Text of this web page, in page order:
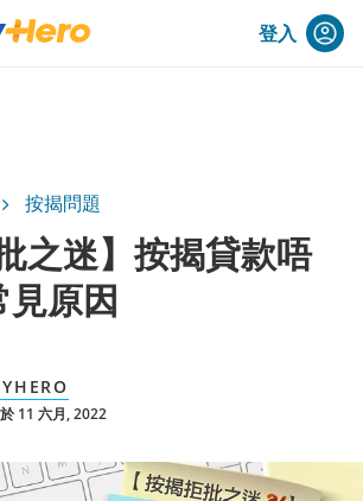
登入
按揭問題
之迷】按揭貸款唔
原因
11 六月, 2022